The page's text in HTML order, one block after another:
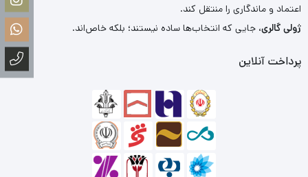
اعتماد و ماندگاری را منتقل کند.
ژولی گالری، جایی که انتخاب‌ها ساده نیستند؛ بلکه خاص‌اند.
پرداخت آنلاین